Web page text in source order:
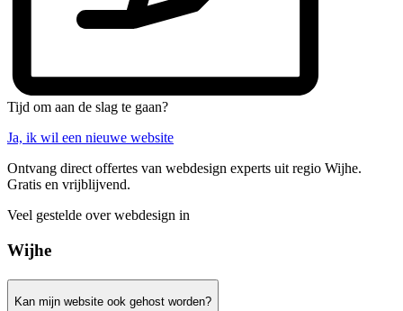
Tijd om aan de slag te gaan?
Ja, ik wil een nieuwe website
Ontvang direct offertes van webdesign experts uit regio Wijhe.
Gratis en vrijblijvend.
Veel gestelde over webdesign in
Wijhe
Kan mijn website ook gehost worden?